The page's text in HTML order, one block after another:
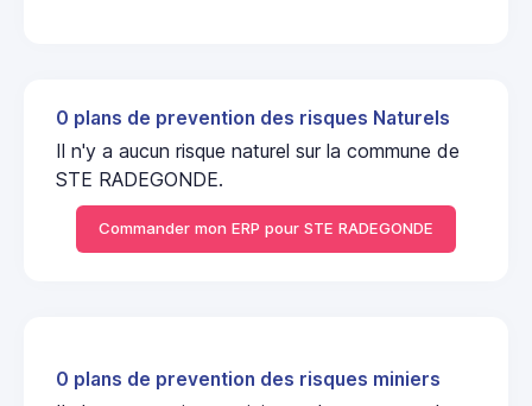
0 plans de prevention des risques Naturels
Il n'y a aucun risque naturel sur la commune de
STE RADEGONDE.
Commander mon ERP pour STE RADEGONDE
0 plans de prevention des risques miniers